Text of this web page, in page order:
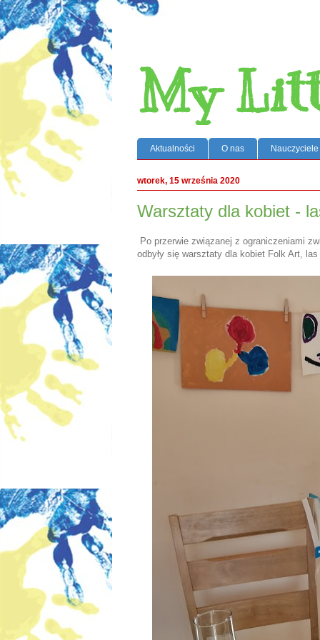
My
Aktualności O nas Nauczyciele
wtorek, 15 września 2020
Warsztaty dla kobiet -
Po przerwie związanej z ograniczeniami
odbyły się warsztaty dla kobiet Folk Art,